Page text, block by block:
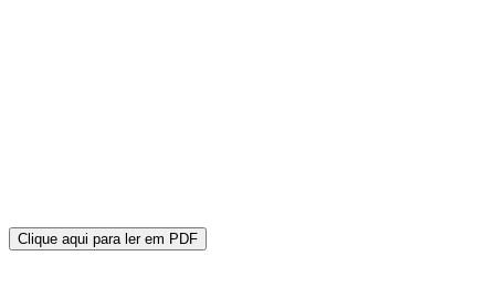
Clique aqui para ler em PDF